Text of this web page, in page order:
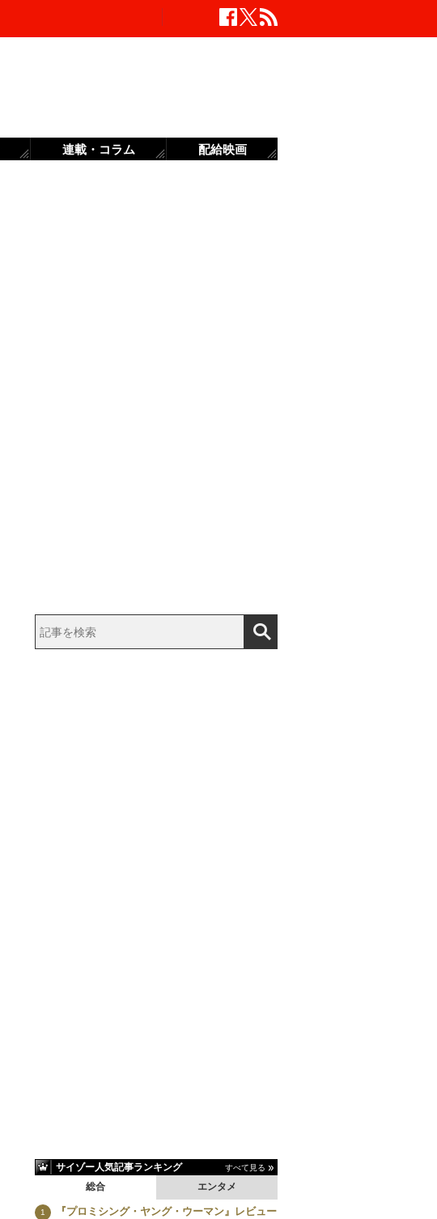
サイゾー人気記事ランキング すべて見る
エンタメ
総合
『プロミシング・ヤング・ウーマン』レビュー
連載・コラム 配給映画